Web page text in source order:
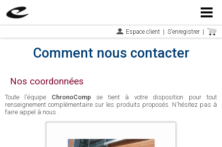
Menu
Espace client S'enregistrer
Comment nous contacter
Nos coordonnées
Toute l'équipe ChronoComp se tient à votre disposition pour tout
renseignement complémentaire sur les produits proposés. N'hésitez pas à
faire appel à nous .